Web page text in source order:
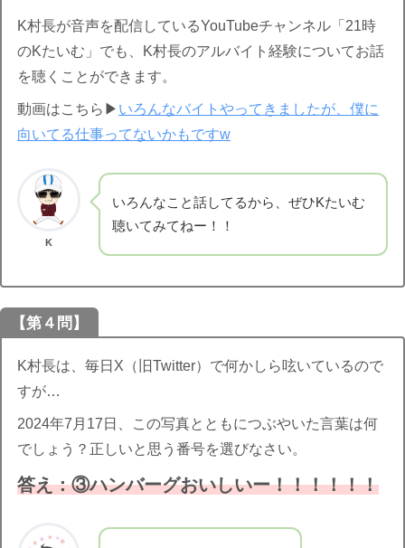
K村長が音声を配信しているYouTubeチャンネル「21時
のKたいむ」でも、K村長のアルバイト経験についてお話
を聴くことができます。
動画はこちら▶︎ いろんなバイトやってきましたが、僕に
向いてる仕事ってないかもですw
K
いろんなこと話してるから、ぜひKたいむ
聴いてみてねー！！
【第４問】
K村長は、毎日X（旧Twitter）で何かしら呟いているので
すが…
2024年7月17日、この写真とともにつぶやいた言葉は何
でしょう？正しいと思う番号を選びなさい。
答え：③ハンバーグおいしいー！！！！！！